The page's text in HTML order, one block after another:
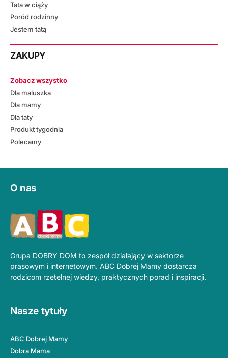
Tata w ciąży
Poród rodzinny
Jestem tatą
ZAKUPY
Zobacz wszystko
Dla maluszka
Dla mamy
Dla taty
Produkt tygodnia
Polecamy
O nas
Grupa DOBRY DOM to zespół działający w sektorze
prasowym i internetowym. ABC Dobrej Mamy dostarcza
rodzicom rzetelnej wiedzy, praktycznych porad i inspiracji.
Nasze tytuły
ABC Dobrej Mamy
Dobra Mama